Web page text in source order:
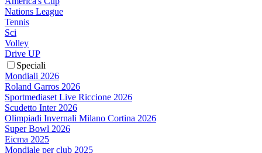
Nations League
Tennis
Sci
Volley
Drive UP
Speciali
Mondiali 2026
Roland Garros 2026
Sportmediaset Live Riccione 2026
Scudetto Inter 2026
Olimpiadi Invernali Milano Cortina 2026
Super Bowl 2026
Eicma 2025
Mondiale per club 2025